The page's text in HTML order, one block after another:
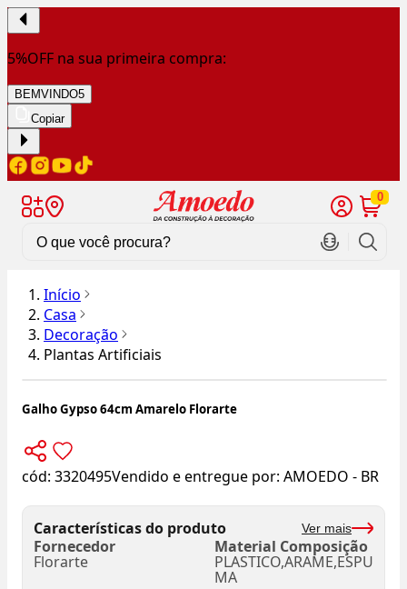
5%OFF na sua primeira compra:
BEMVINDO5
Copiar
0
Início
Casa
Decoração
Plantas Artificiais
Galho Gypso 64cm Amarelo Florarte
cód: 3320495Vendido e entregue por: AMOEDO - BR
Características do produto Ver mais
Fornecedor
Florarte
Material Composição
PLASTICO,ARAME,ESPU
MA